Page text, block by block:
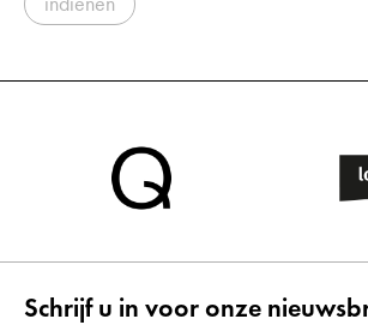
Schrijf u in voor onze